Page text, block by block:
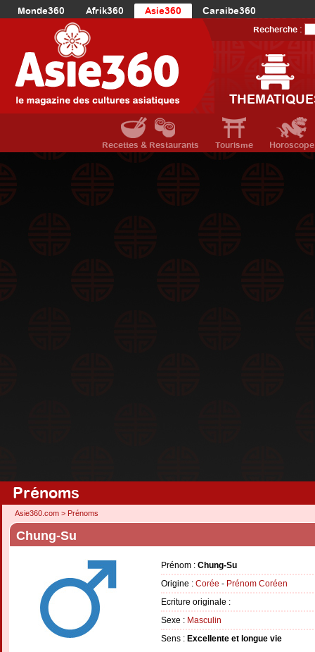
Monde360 Afrik360 Asie360
Caraibe360
Europe360
AmériqueDuNord360
Océanie360
Recherche :
Recettes & Restaurants Tourisme Horoscope
Prénoms
Asie360.com > Prénoms
Chung-Su
Prénom : Chung-Su
Origine : Corée - Prénom Coréen
Ecriture originale :
Sexe : Masculin
Sens : Excellente et longue vie